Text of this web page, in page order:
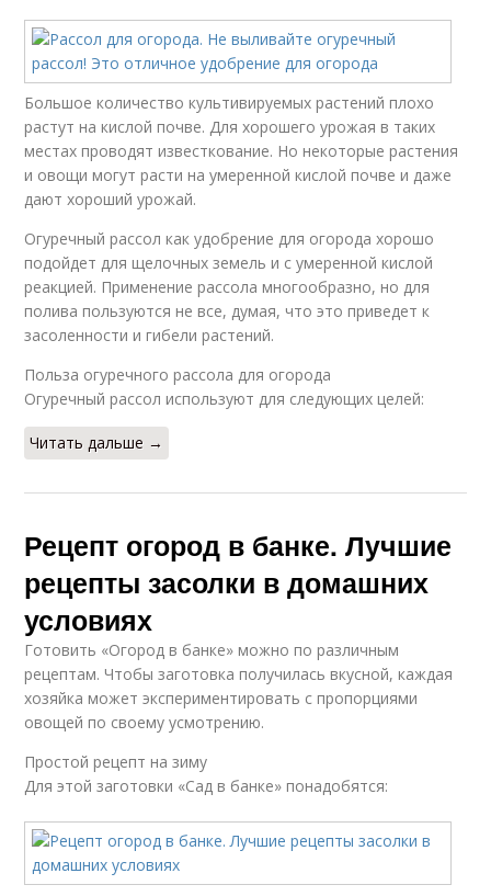
Большое количество культивируемых растений плохо
растут на кислой почве. Для хорошего урожая в таких
местах проводят известкование. Но некоторые растения
и овощи могут расти на умеренной кислой почве и даже
дают хороший урожай.
Огуречный рассол как удобрение для огорода хорошо
подойдет для щелочных земель и с умеренной кислой
реакцией. Применение рассола многообразно, но для
полива пользуются не все, думая, что это приведет к
засоленности и гибели растений.
Польза огуречного рассола для огорода
Огуречный рассол используют для следующих целей:
Читать дальше →
Рецепт огород в банке. Лучшие
рецепты засолки в домашних
условиях
Готовить «Огород в банке» можно по различным
рецептам. Чтобы заготовка получилась вкусной, каждая
хозяйка может экспериментировать с пропорциями
овощей по своему усмотрению.
Простой рецепт на зиму
Для этой заготовки «Сад в банке» понадобятся: